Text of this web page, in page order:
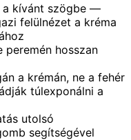
a kívánt szögbe —
felülnézet a kréma
peremén hosszan
a krémán, ne a fehér
túlexponálni a
utolsó
segítségével